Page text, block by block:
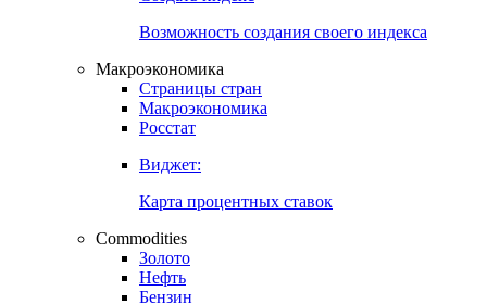
Ставки центральных банков
Создать индекс
Возможность создания своего индекса
Страницы стран
Росстат
Виджет:
Карта процентных ставок